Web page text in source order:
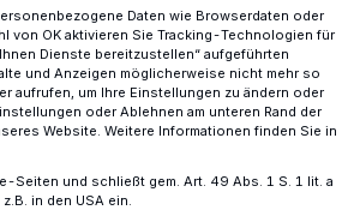
für
Daten wie Browserdaten oder
von OK aktivieren Sie Tracking-Technologien für
Dienste bereitzustellen“ aufgeführten
und Anzeigen möglicherweise nicht mehr so
aufrufen, um Ihre Einstellungen zu ändern oder
oder Ablehnen am unteren Rand der
Website. Weitere Informationen finden Sie in
Seiten und schließt gem. Art. 49 Abs. 1 S. 1 lit. a
in den USA ein.